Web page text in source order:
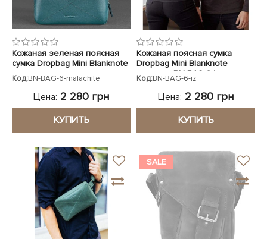
Кожаная зеленая поясная
сумка Dropbag Mini Blanknote
Код:BN-BAG-6-malachite
Цена: 2 280 грн
КУПИТЬ
Кожаная поясная сумка
Dropbag Mini Blanknote
зеленая BN-BAG-6-iz
Код:BN-BAG-6-iz
Цена: 2 280 грн
КУПИТЬ
SALE